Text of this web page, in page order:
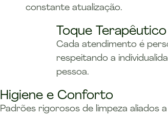
constante atualização.
Toque Terapêutico
Cada atendimento é
respeitando a
pessoa.
Higiene e Conforto
Padrões rigorosos de limpeza aliados a